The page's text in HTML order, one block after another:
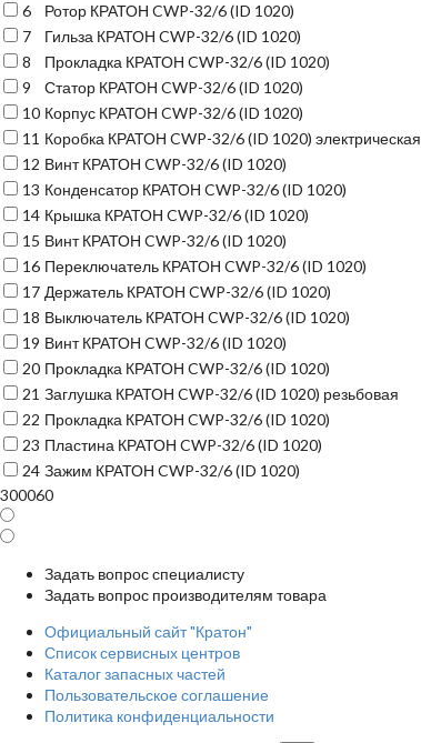
6
Ротор КРАТОН CWP-32/6 (ID 1020)
7
Гильза КРАТОН CWP-32/6 (ID 1020)
8
Прокладка КРАТОН CWP-32/6 (ID 1020)
9
Статор КРАТОН CWP-32/6 (ID 1020)
10 Корпус КРАТОН CWP-32/6 (ID 1020)
11 Коробка КРАТОН CWP-32/6 (ID 1020) электрическая
12 Винт КРАТОН CWP-32/6 (ID 1020)
13 Конденсатор КРАТОН CWP-32/6 (ID 1020)
14 Крышка КРАТОН CWP-32/6 (ID 1020)
15 Винт КРАТОН CWP-32/6 (ID 1020)
16 Переключатель КРАТОН CWP-32/6 (ID 1020)
17 Держатель КРАТОН CWP-32/6 (ID 1020)
18 Выключатель КРАТОН CWP-32/6 (ID 1020)
19 Винт КРАТОН CWP-32/6 (ID 1020)
20 Прокладка КРАТОН CWP-32/6 (ID 1020)
21 Заглушка КРАТОН CWP-32/6 (ID 1020) резьбовая
22 Прокладка КРАТОН CWP-32/6 (ID 1020)
23 Пластина КРАТОН CWP-32/6 (ID 1020)
24 Зажим КРАТОН CWP-32/6 (ID 1020)
300060
Задать вопрос специалисту
Задать вопрос производителям товара
Официальный сайт "Кратон"
Список сервисных центров
Каталог запасных частей
Пользовательское соглашение
Политика конфиденциальности